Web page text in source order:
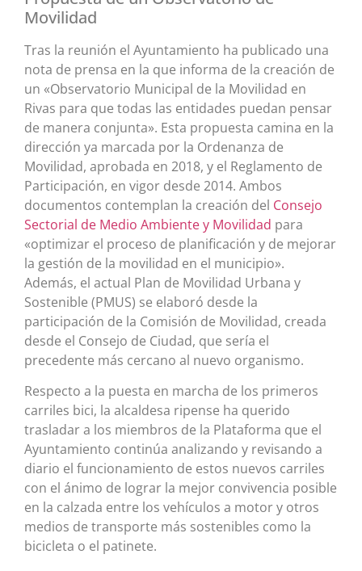
Movilidad
Tras la reunión el Ayuntamiento ha publicado una
nota de prensa en la que informa de la creación de
un «Observatorio Municipal de la Movilidad en
Rivas para que todas las entidades puedan pensar
de manera conjunta». Esta propuesta camina en la
dirección ya marcada por la Ordenanza de
Movilidad, aprobada en 2018, y el Reglamento de
Participación, en vigor desde 2014. Ambos
documentos contemplan la creación del Consejo
Sectorial de Medio Ambiente y Movilidad para
«optimizar el proceso de planificación y de mejorar
la gestión de la movilidad en el municipio».
Además, el actual Plan de Movilidad Urbana y
Sostenible (PMUS) se elaboró desde la
participación de la Comisión de Movilidad, creada
desde el Consejo de Ciudad, que sería el
precedente más cercano al nuevo organismo.
Respecto a la puesta en marcha de los primeros
carriles bici, la alcaldesa ripense ha querido
trasladar a los miembros de la Plataforma que el
Ayuntamiento continúa analizando y revisando a
diario el funcionamiento de estos nuevos carriles
con el ánimo de lograr la mejor convivencia posible
en la calzada entre los vehículos a motor y otros
medios de transporte más sostenibles como la
bicicleta o el patinete.